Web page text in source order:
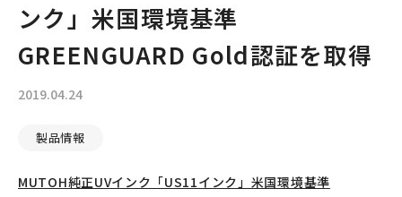
ンク」米国環境基準
GREENGUARD Gold認証を取得
2019.04.24
製品情報
MUTOH純正UVインク「US11インク」米国環境基準